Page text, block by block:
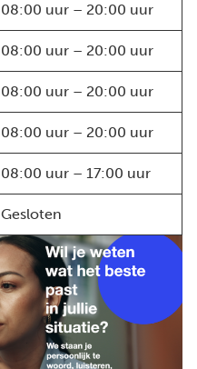
08:00 uur – 20:00 uur
08:00 uur – 20:00 uur
08:00 uur – 20:00 uur
08:00 uur – 20:00 uur
08:00 uur – 17:00 uur
Gesloten